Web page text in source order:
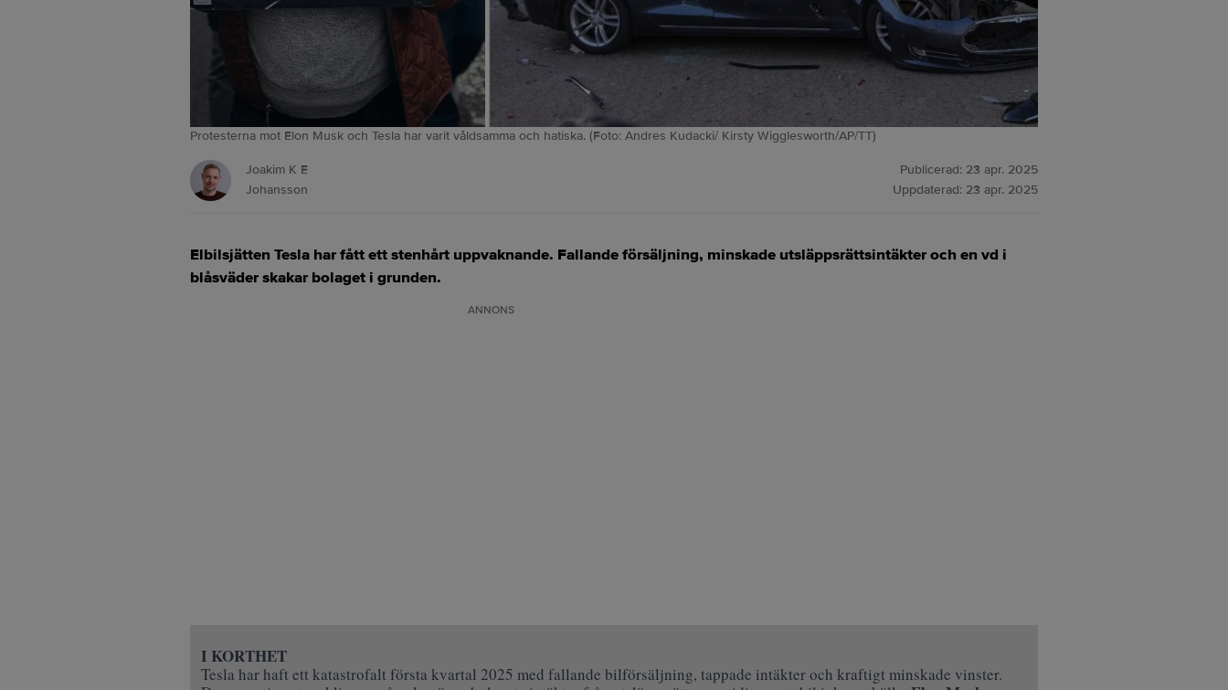
Protesterna mot Elon Musk och Tesla har varit våldsamma och hatiska. (Foto: Andres Kudacki/ Kirsty Wigglesworth/AP/TT)
Joakim K E
Johansson
Publicerad: 23 apr. 2025
Uppdaterad: 23 apr. 2025
Elbilsjätten Tesla har fått ett stenhårt uppvaknande. Fallande försäljning, minskade utsläppsrättsintäkter och en vd i
blåsväder skakar bolaget i grunden.
ANNONS
I KORTHET
Tesla har haft ett katastrofalt första kvartal 2025 med fallande bilförsäljning, tappade intäkter och kraftigt minskade vinster.